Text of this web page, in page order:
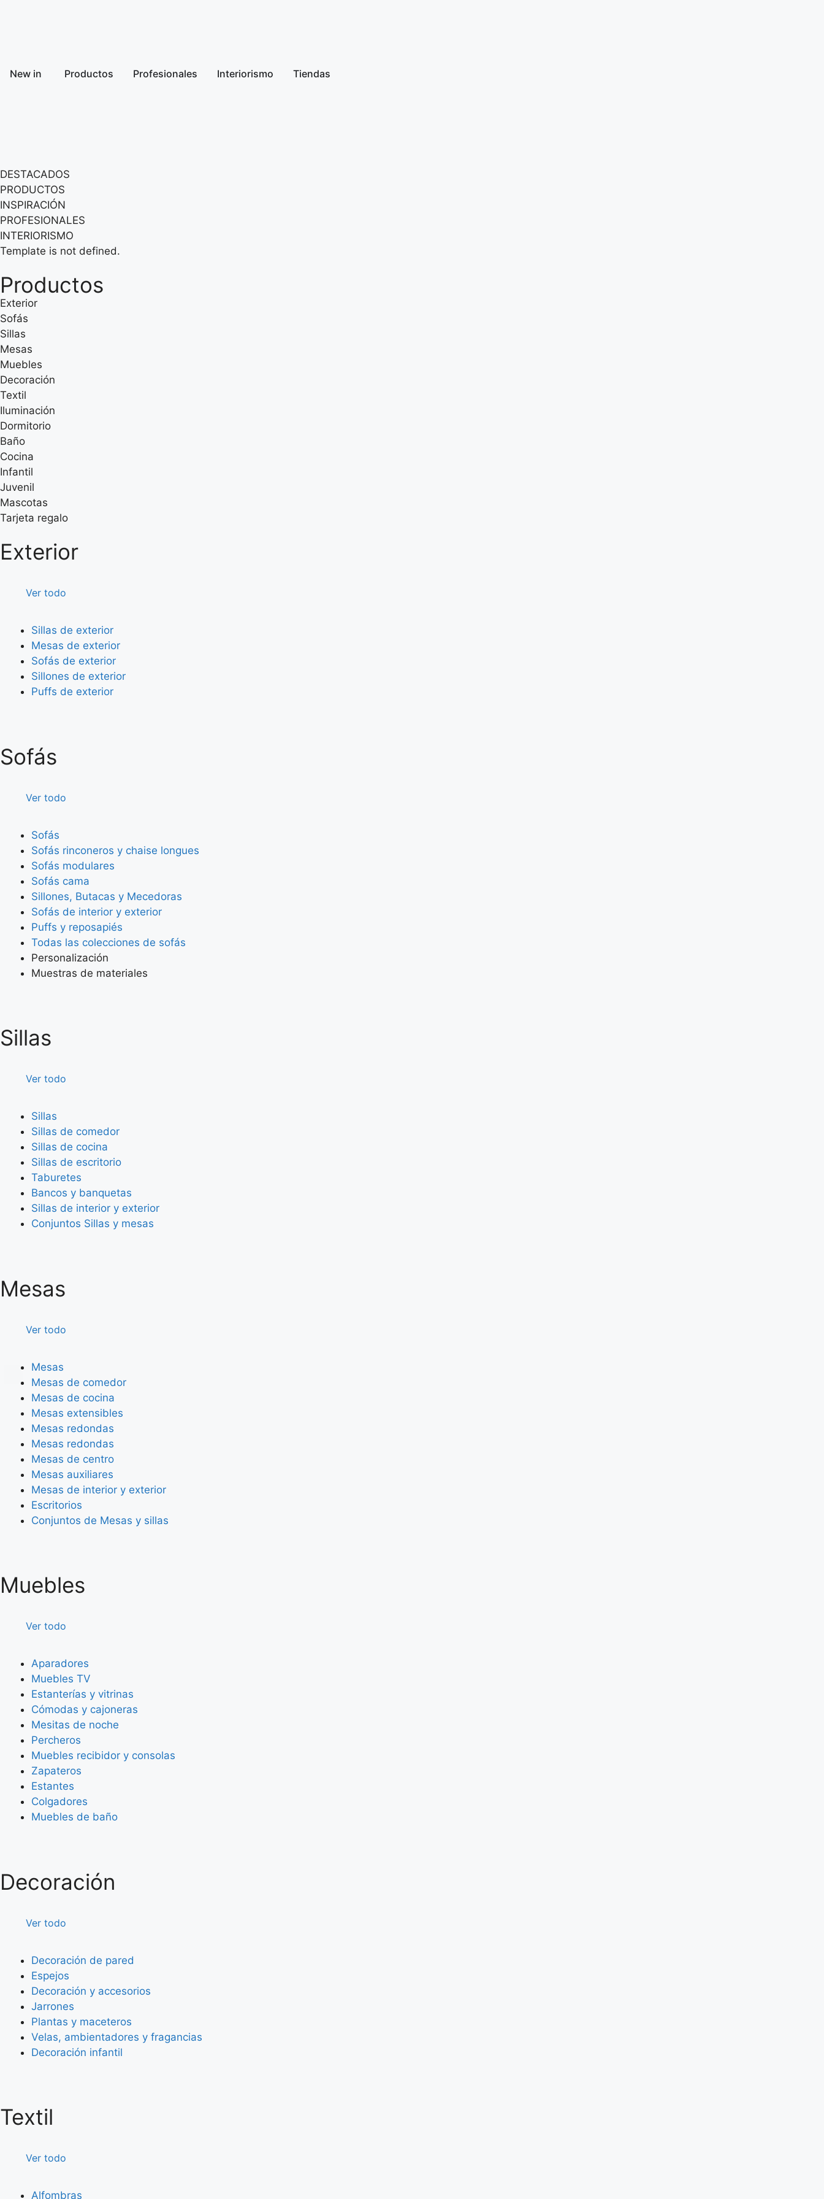
New in Productos Profesionales Interiorismo Tiendas
DESTACADOS
PRODUCTOS
INSPIRACIÓN
PROFESIONALES
INTERIORISMO
Template is not defined.
Productos
Exterior
Sofás
Sillas
Mesas
Muebles
Decoración
Textil
Iluminación
Dormitorio
Baño
Cocina
Infantil
Juvenil
Mascotas
Tarjeta regalo
Exterior
Ver todo
Sillas de exterior
Mesas de exterior
Sofás de exterior
Sillones de exterior
Puffs de exterior
Sofás
Ver todo
Sofás
Sofás rinconeros y chaise longues
Sofás modulares
Sofás cama
Sillones, Butacas y Mecedoras
Sofás de interior y exterior
Puffs y reposapiés
Todas las colecciones de sofás
Personalización
Muestras de materiales
Sillas
Ver todo
Sillas
Sillas de comedor
Sillas de cocina
Sillas de escritorio
Taburetes
Bancos y banquetas
Sillas de interior y exterior
Conjuntos Sillas y mesas
Mesas
Ver todo
Mesas
Mesas de comedor
Mesas de cocina
Mesas extensibles
Mesas redondas
Mesas redondas
Mesas de centro
Mesas auxiliares
Mesas de interior y exterior
Escritorios
Conjuntos de Mesas y sillas
Muebles
Ver todo
Aparadores
Muebles TV
Estanterías y vitrinas
Cómodas y cajoneras
Mesitas de noche
Percheros
Muebles recibidor y consolas
Zapateros
Estantes
Colgadores
Muebles de baño
Decoración
Ver todo
Decoración de pared
Espejos
Decoración y accesorios
Jarrones
Plantas y maceteros
Velas, ambientadores y fragancias
Decoración infantil
Textil
Ver todo
Alfombras